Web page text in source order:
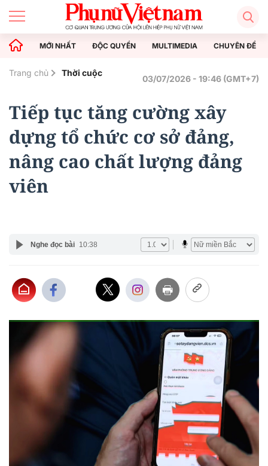
MỚI NHẤT ĐỘC QUYỀN MULTIMEDIA CHUYÊN ĐỀ
Trang chủ Thời cuộc
03/07/2026 - 19:46 (GMT+7)
Tiếp tục tăng cường xây
dựng tổ chức cơ sở đảng,
nâng cao chất lượng đảng
viên
Nghe đọc bài 10:38